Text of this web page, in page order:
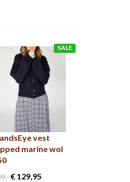
SALE
vest
marine wol
,-€ 129,95